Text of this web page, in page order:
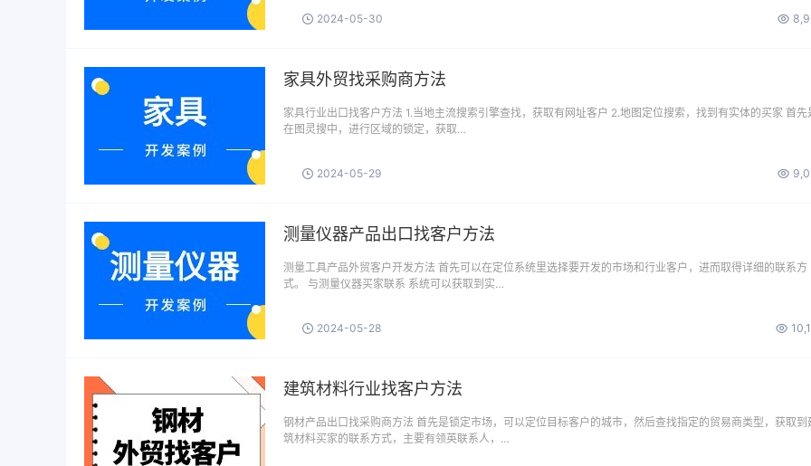
2024-05-30
家具外贸找采购商方法
家具行业出口找客户方法 1.当地主流搜索引擎查找，获取有网址客户 2.地图定位搜索，找到有实体的买家 首先
在图灵搜中，进行区域的锁定，获取…
2024-05-29
测量仪器产品出口找客户方法
测量工具产品外贸客户开发方法 首先可以在定位系统里选择要开发的市场和行业客户，进而取得详细的联系方
式。 与测量仪器买家联系 系统可以获取到实…
2024-05-28
建筑材料行业找客户方法
钢材产品出口找采购商方法 首先是锁定市场，可以定位目标客户的城市，然后查找指定的贸易商类型，获取到
筑材料买家的联系方式，主要有领英联系人，…